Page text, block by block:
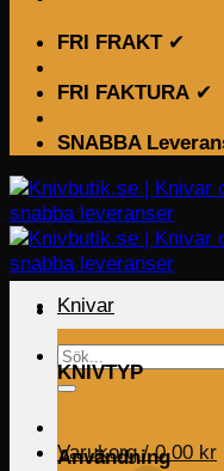
FRI FRAKT✔
FRI FAKTURA ✔
SNABBA
Sök
efter:
Varukorg /0.00 kr
Knivar
KNIVTYP
Användning